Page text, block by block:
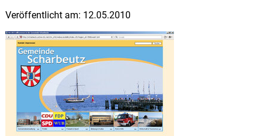
Veröffentlicht am: 12.05.2010